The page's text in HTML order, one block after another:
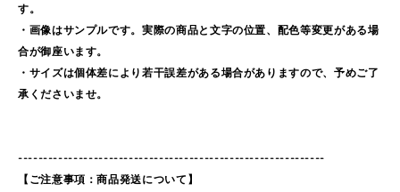
す。
・画像はサンプルです。実際の商品と文字の位置、配色等変更がある場
合が御座います。
・サイズは個体差により若干誤差がある場合がありますので、予めご了
承くださいませ。
-------------------------------------------------------------
【ご注意事項：商品発送について】